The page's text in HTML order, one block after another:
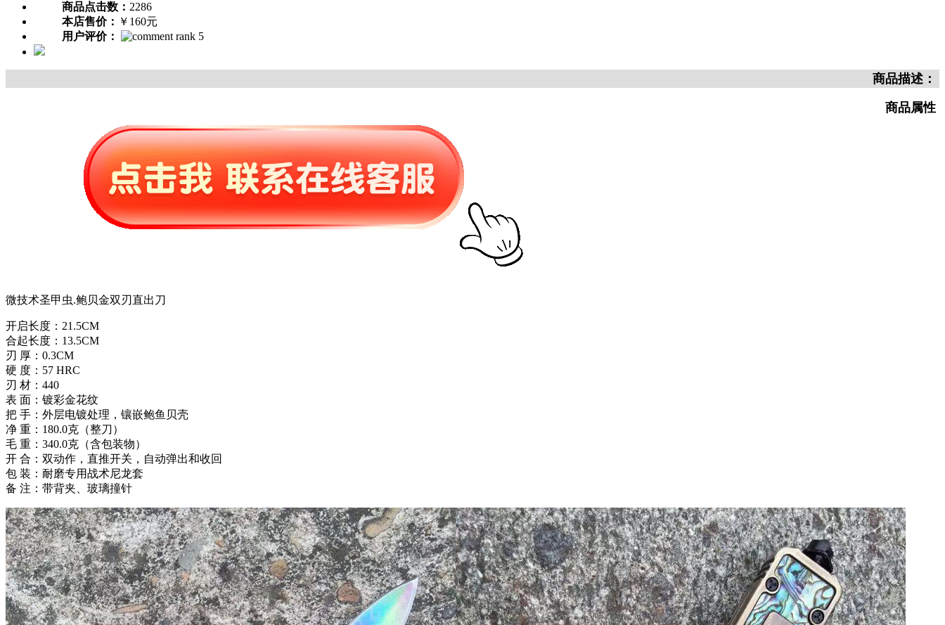
商品点击数： 2286
本店售价： ￥160元
用户评价：
商品描述：
商品属性
微技术圣甲虫.鲍贝金双刃直出刀
开启长度：21.5CM
合起长度：13.5CM
刃 厚：0.3CM
硬 度：57 HRC
刃 材：440
表 面：镀彩金花纹
把 手：外层电镀处理，镶嵌鲍鱼贝壳
净 重：180.0克（整刀）
毛 重：340.0克（含包装物）
开 合：双动作，直推开关，自动弹出和收回
包 装：耐磨专用战术尼龙套
备 注：带背夹、玻璃撞针